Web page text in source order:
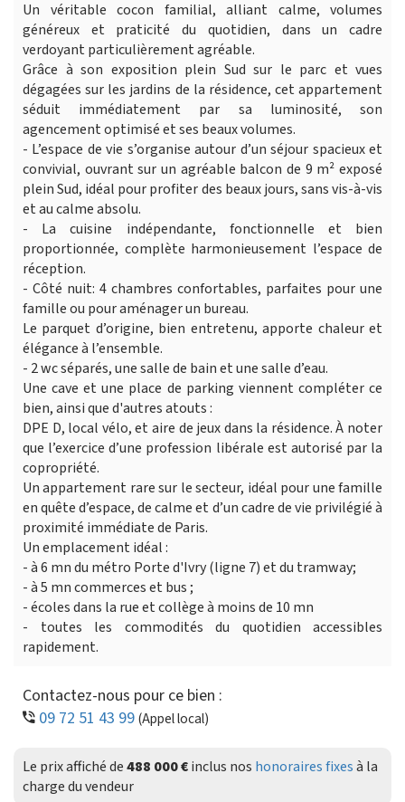
Un véritable cocon familial, alliant calme, volumes
généreux et praticité du quotidien, dans un cadre
verdoyant particulièrement agréable.
Grâce à son exposition plein Sud sur le parc et vues
dégagées sur les jardins de la résidence, cet appartement
séduit immédiatement par sa luminosité, son
agencement optimisé et ses beaux volumes.
- L’espace de vie s’organise autour d’un séjour spacieux et
convivial, ouvrant sur un agréable balcon de 9 m² exposé
plein Sud, idéal pour profiter des beaux jours, sans vis-à-vis
et au calme absolu.
- La cuisine indépendante, fonctionnelle et bien
proportionnée, complète harmonieusement l’espace de
réception.
- Côté nuit: 4 chambres confortables, parfaites pour une
famille ou pour aménager un bureau.
Le parquet d’origine, bien entretenu, apporte chaleur et
élégance à l’ensemble.
- 2 wc séparés, une salle de bain et une salle d’eau.
Une cave et une place de parking viennent compléter ce
bien, ainsi que d'autres atouts :
DPE D, local vélo, et aire de jeux dans la résidence. À noter
que l’exercice d’une profession libérale est autorisé par la
copropriété.
Un appartement rare sur le secteur, idéal pour une famille
en quête d’espace, de calme et d’un cadre de vie privilégié à
proximité immédiate de Paris.
Un emplacement idéal :
- à 6 mn du métro Porte d'Ivry (ligne 7) et du tramway;
- à 5 mn commerces et bus ;
- écoles dans la rue et collège à moins de 10 mn
- toutes les commodités du quotidien accessibles
rapidement.
Contactez-nous pour ce bien :
09 72 51 43 99(Appel local)
Le prix affiché de488 000 €inclus nos honoraires fixesà la
charge du vendeur